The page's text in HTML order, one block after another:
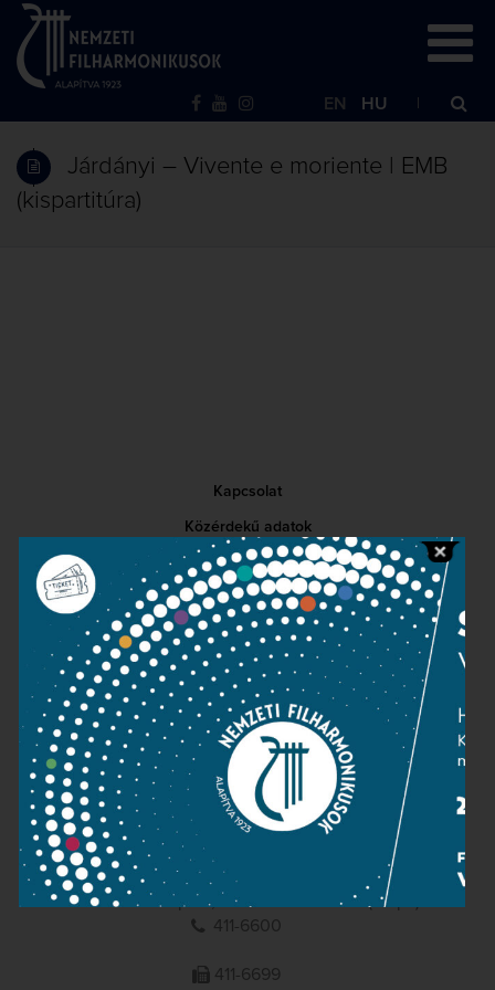
EN HU
Járdányi – Vivente e moriente | EMB
(kispartitúra)
Kapcsolat
Közérdekű adatok
Sajtószoba
Adatvédelem
Impresszum
NEMZETI
FILHARMONIKUSOK
1095 Budapest, Komor Marcell u. 1. (Müpa)
411-6600
411-6699